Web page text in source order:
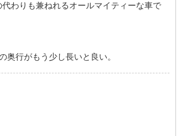
代わりも兼ねれるオールマイティーな車で
奥行がもう少し長いと良い。